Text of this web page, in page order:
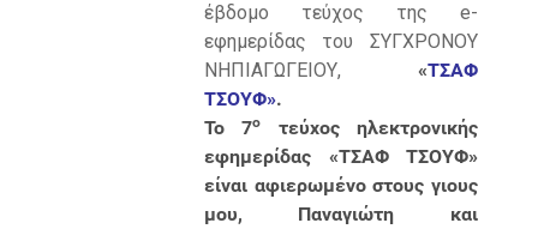
έβδομο τεύχος της e-
εφημερίδας του ΣΥΓΧΡΟΝΟΥ
ΝΗΠΙΑΓΩΓΕΙΟΥ,«ΤΣΑΦ
ΤΣΟΥΦ».
Το 7ο τεύχοςηλεκτρονικής
εφημερίδας «ΤΣΑΦ ΤΣΟΥΦ»
είναι αφιερωμένο στους γιους
μου, Παναγιώτη και